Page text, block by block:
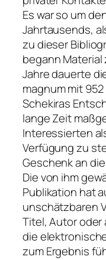
Es war so um
Jahrtausends,
zu dieser
begann Material
Jahre dauerte
magnum mit
Schekiras
lange Zeit
Interessierten
Verfügung zu
Geschenk an
Die von ihm
Publikation hat
unschätzbaren
Titel, Autor
die
zum Ergebnis